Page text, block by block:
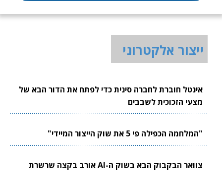
ייצור אלקטרוני
אינטל חוברת לחברה סינית כדי לפתח את הדור הבא של
מצעי הזכוכית לשבבים
"המלחמה הכפילה פי 5 את שוק הייצור המיידי"
צוואר הבקבוק הבא בשוק ה-AI אורב בקצה שרשרת